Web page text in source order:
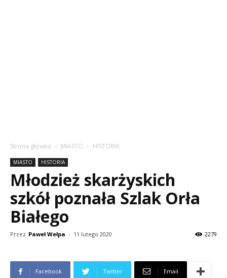
Strona główna MIASTO HISTORIA
MIASTO HISTORIA
Młodzież skarżyskich
szkół poznała Szlak Orła
Białego
Przez Paweł Wełpa - 11 lutego 2020 2279
Facebook Twitter Email